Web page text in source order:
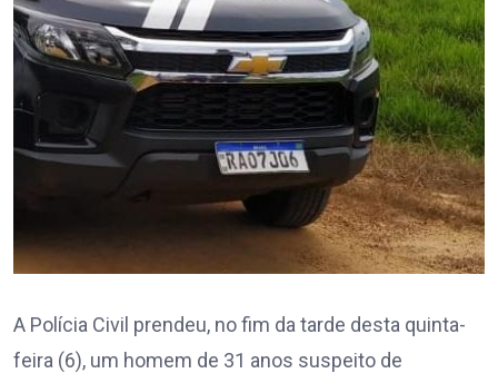
A Polícia Civil prendeu, no fim da tarde desta quinta-
feira (6), um homem de 31 anos suspeito de